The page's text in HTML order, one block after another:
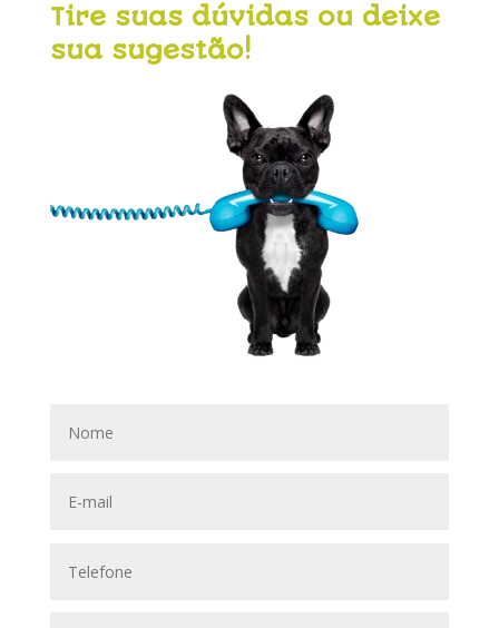
Tire suas dúvidas ou deixe
sua sugestão!